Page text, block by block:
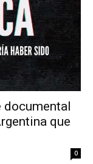
documental
que
0